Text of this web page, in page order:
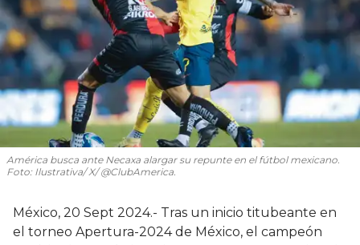
América busca ante Necaxa alargar su repunte en el fútbol mexicano.
Foto: Ilustrativa/ X/ @ClubAmerica.
México, 20 Sept 2024.- Tras un inicio titubeante en
el torneo Apertura-2024 de México, el campeón